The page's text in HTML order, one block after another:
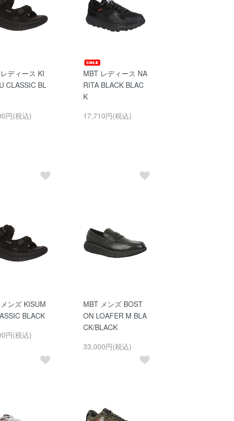
ディース KI
CLASSIC BL
円(税込)
MBT レディース NA
RITA BLACK BLAC
K
17,710円(税込)
ンズ KISUM
BLACK
円(税込)
MBT メンズ BOST
ON LOAFER M BLA
CK/BLACK
33,000円(税込)